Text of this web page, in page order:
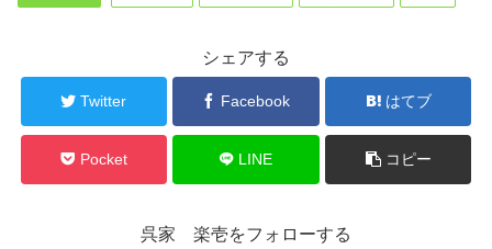
シェアする
Twitter Facebook はてブ
Pocket LINE コピー
呉家 楽壱をフォローする